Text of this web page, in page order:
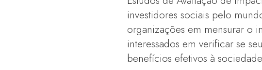
investidores sociais pelo
organizações em mensurar o
interessados em verificar se
benefícios efetivos à